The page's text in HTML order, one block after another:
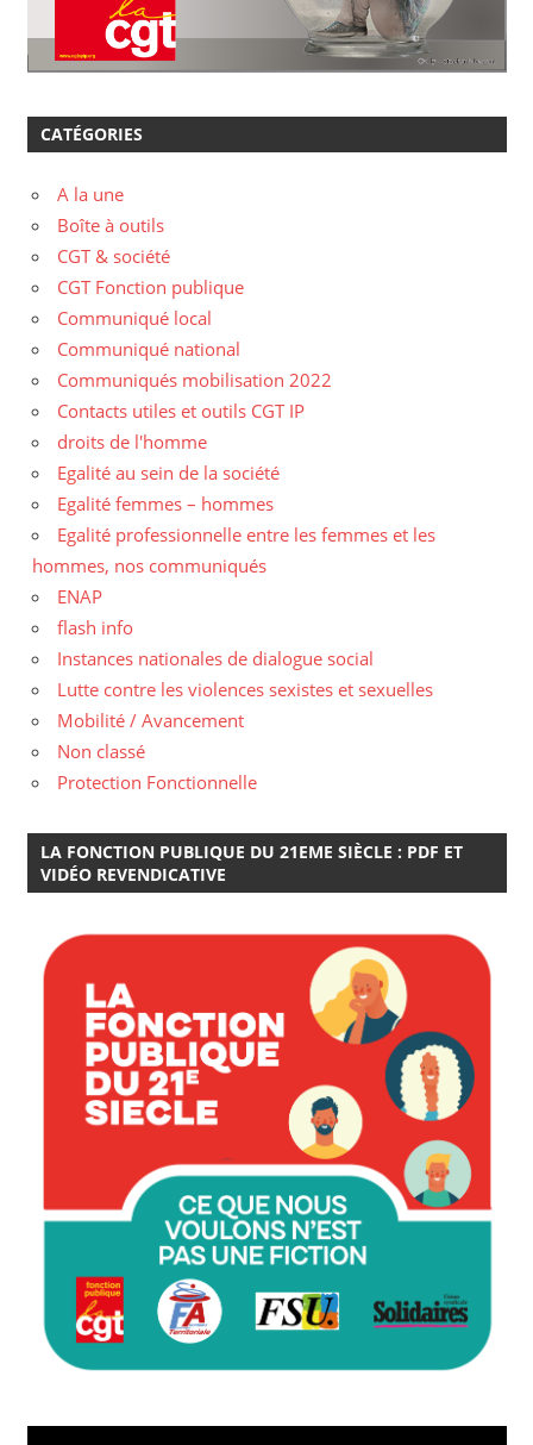
CATÉGORIES
A la une
Boîte à outils
CGT & société
CGT Fonction publique
Communiqué local
Communiqué national
Communiqués mobilisation 2022
Contacts utiles et outils CGT IP
droits de l'homme
Egalité au sein de la société
Egalité femmes – hommes
Egalité professionnelle entre les femmes et les
hommes, nos communiqués
ENAP
flash info
Instances nationales de dialogue social
Lutte contre les violences sexistes et sexuelles
Mobilité / Avancement
Non classé
Protection Fonctionnelle
LA FONCTION PUBLIQUE DU 21EME SIÈCLE : PDF ET
VIDÉO REVENDICATIVE